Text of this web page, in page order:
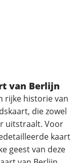
van Berlijn
rijke historie van
die zowel
uitstraalt. Voor
kaart
geest van deze